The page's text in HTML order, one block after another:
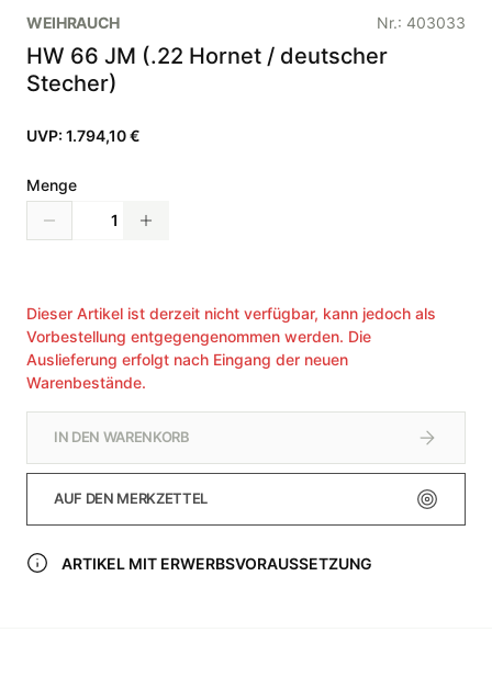
WEIHRAUCH Nr.: 403033
HW 66 JM (.22 Hornet / deutscher
Stecher)
UVP: 1.794,10 €
Menge
Dieser Artikel ist derzeit nicht verfügbar, kann jedoch als
Vorbestellung entgegengenommen werden. Die
Auslieferung erfolgt nach Eingang der neuen
Warenbestände.
IN DEN WARENKORB
AUF DEN MERKZETTEL
ARTIKEL MIT ERWERBSVORAUSSETZUNG